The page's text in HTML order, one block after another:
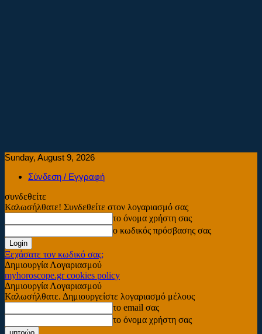
Sunday, August 9, 2026
Σύνδεση / Εγγραφή
συνδεθείτε
Καλωσήλθατε! Συνδεθείτε στον λογαριασμό σας
το όνομα χρήστη σας
ο κωδικός πρόσβασης σας
Ξεχάσατε τον κωδικό σας;
Δημιουργία Λογαριασμού
myhoroscope.gr cookies policy
Δημιουργία Λογαριασμού
Καλωσήλθατε. Δημιουργείστε λογαριασμό μέλους
το email σας
το όνομα χρήστη σας